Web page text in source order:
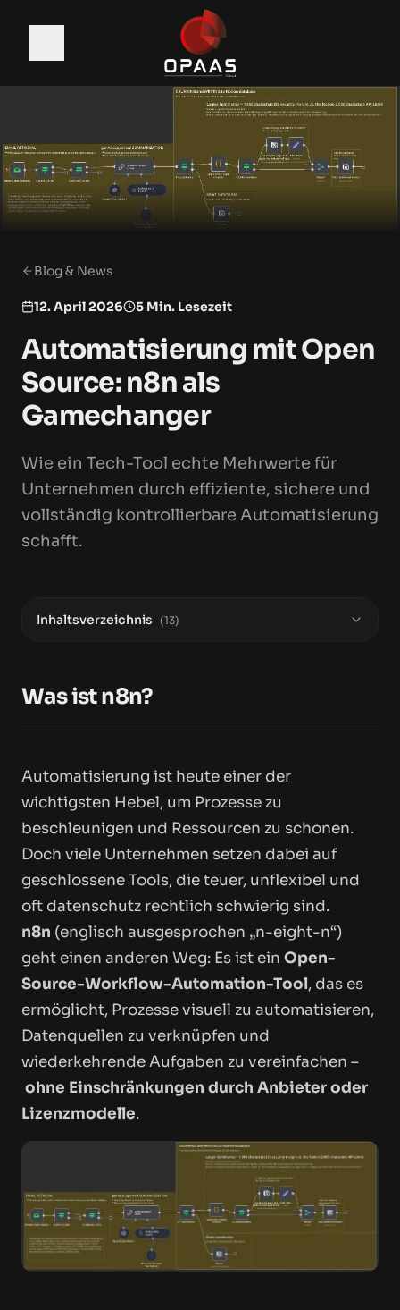
Services
Branchenlösungen
Open Source KI
Preise
Über uns
Kontakt
Blog & News
12. April 2026 5 Min. Lesezeit
Automatisierung mit Open
Source: n8n als
Gamechanger
Wie ein Tech-Tool echte Mehrwerte für
Unternehmen durch effiziente, sichere und
vollständig kontrollierbare Automatisierung
schafft.
Inhaltsverzeichnis (13)
Was ist n8n?
Automatisierung ist heute einer der
wichtigsten Hebel, um Prozesse zu
beschleunigen und Ressourcen zu schonen.
Doch viele Unternehmen setzen dabei auf
geschlossene Tools, die teuer, unflexibel und
oft datenschutz rechtlich schwierig sind.
n8n (englisch ausgesprochen „n-eight-n“)
geht einen anderen Weg: Es ist ein Open-
Source-Workflow-Automation-Tool, das es
ermöglicht, Prozesse visuell zu automatisieren,
Datenquellen zu verknüpfen und
wiederkehrende Aufgaben zu vereinfachen –
ohne Einschränkungen durch Anbieter oder
Lizenzmodelle.